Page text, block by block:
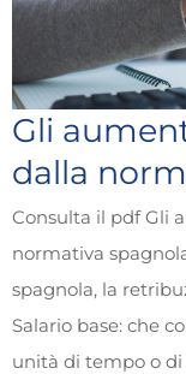
Gli
dalla
Consulta il pdf Gli
normativa
spagnola, la
Salario base: che
unità di tempo o di